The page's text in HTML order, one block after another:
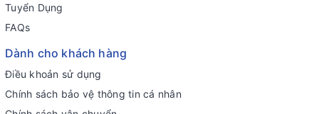
Tuyển Dụng
FAQs
Dành cho khách hàng
Điều khoản sử dụng
Chính sách bảo vệ thông tin cá nhân